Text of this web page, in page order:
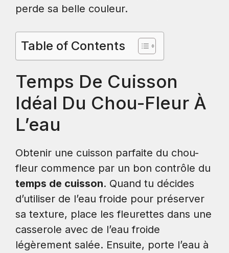
perde sa belle couleur.
Table of Contents
Temps De Cuisson
Idéal Du Chou-Fleur À
L’eau
Obtenir une cuisson parfaite du chou-
fleur commence par un bon contrôle du
temps de cuisson. Quand tu décides
d’utiliser de l’eau froide pour préserver
sa texture, place les fleurettes dans une
casserole avec de l’eau froide
légèrement salée. Ensuite, porte l’eau à